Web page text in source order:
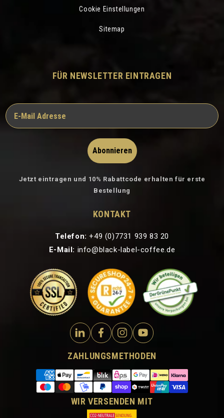
Cookie Einstellungen
Sitemap
FÜR NEWSLETTER EINTRAGEN
Abonnieren
Jetzt eintragen und 10% Rabattcode erhalten für erste
Bestellung
KONTAKT
Telefon: +49 (0)7731 939 83 20
E-Mail: info@black-label-coffee.de
ZAHLUNGSMETHODEN
WIR VERSENDEN MIT